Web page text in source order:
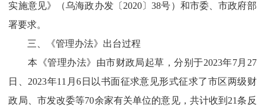
实施意见》（乌海政办发〔2020〕38号）和市委、市政府部
署要求。
三、《管理办法》出台过程
本《管理办法》由市财政局起草，分别于2023年7月27
日、2023年11月6日以书面征求意见形式征求了市区两级财
政局、市发改委等70余家有关单位的意见，共计收到21条反